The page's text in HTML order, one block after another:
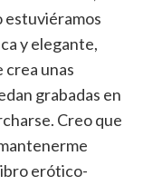
estuviéramos
y elegante,
unas
grabadas en
Creo que
erótico-